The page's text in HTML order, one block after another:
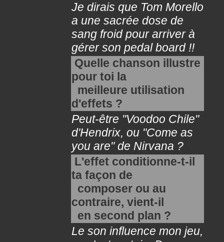
Je dirais que Tom Morello
a une sacrée dose de
sang froid pour arriver à
gérer son pedal board !!
Quelle chanson illustre
pour toi la
meilleure utilisation
d'effets ?
Peut-être "Voodoo Chile"
d'Hendrix, ou "Come as
you are" de Nirvana ?
L'effet conditionne-t-il
ta façon de
composer ou au
contraire, vient-il
en second plan ?
Le son influence mon jeu,